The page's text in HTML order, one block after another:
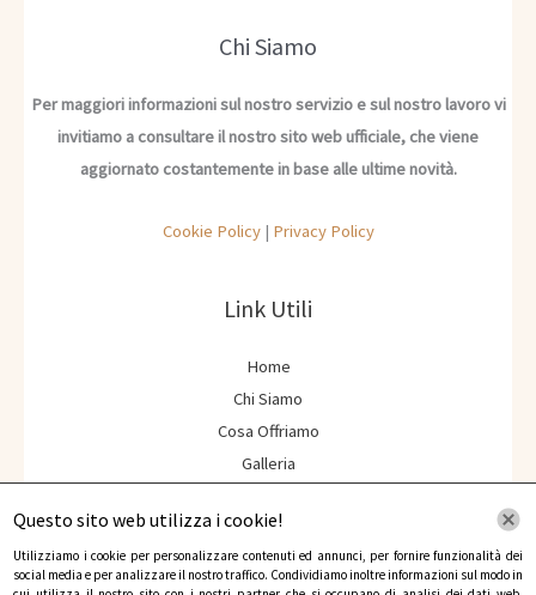
Chi Siamo
Per maggiori informazioni sul nostro servizio e sul nostro lavoro vi
invitiamo a consultare il nostro sito web ufficiale, che viene
aggiornato costantemente in base alle ultime novità.
Cookie Policy | Privacy Policy
Link Utili
Home
Chi Siamo
Cosa Offriamo
Galleria
Questo sito web utilizza i cookie!
Utilizziamo i cookie per personalizzare contenuti ed annunci, per fornire funzionalità dei
social media e per analizzare il nostro traffico. Condividiamo inoltre informazioni sul modo in